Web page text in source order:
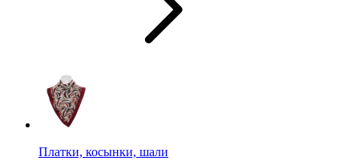
Платки, косынки, шали